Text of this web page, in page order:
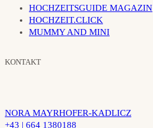
HOCHZEITSGUIDE MAGAZIN
HOCHZEIT.CLICK
MUMMY AND MINI
KONTAKT
NORA MAYRHOFER-KADLICZ
+43 | 664 1380188